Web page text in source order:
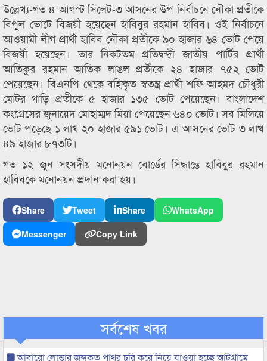
উল্লেখ্য-গত ৪ আগস্ট সিলেট-৩ আসনের উপ নির্বাচনে নৌকা প্রতীকে
বিপুল ভোটে বিজয়ী হয়েছেন হাবিবুর রহমান হাবিব। ওই নির্বাচনে
আওয়ামী লীগ প্রার্থী হাবিব নৌকা প্রতীকে ৯০ হাজার ৬৪ ভোট পেয়ে
বিজয়ী হয়েছেন। তার নিকটতম প্রতিদ্বন্দ্বী জাতীয় পার্টির প্রার্থী
আতিকুর রহমান আতিক লাঙল প্রতীকে ২৪ হাজার ৭৫২ ভোট
পেয়েছেন। বিএনপি থেকে বহিষ্কৃত স্বতন্ত্র প্রার্থী শফি আহমদ চৌধুরী
মোটর গাড়ি প্রতীকে ৫ হাজার ১৩৫ ভোট পেয়েছেন। বাংলাদেশ
কংগ্রেসের জুনায়েদ মোহাম্মদ মিয়া পেয়েছেন ৬৪০ ভোট। সব মিলিয়ে
ভোট পড়েছে ১ লাখ ২০ হাজার ৫৯১ ভোট। এ আসনের ভোট ৩ লাখ
৪৯ হাজার ৮৭৩টি।
গত ১২ জুন সংসদীয় মনোনয়ন বোর্ডের সিদ্ধান্তে হাবিবুর রহমান
হাবিবকে মনোনয়ন প্রদান করা হয়।
Share Tweet Share
WhatsApp
Messenger
Copy Link
সর্বশেষ খবর
আবারো লোভার জব্দকৃত পাথর চুরি করে নিয়ে যাওয়া হচ্ছে আটগ্রামে